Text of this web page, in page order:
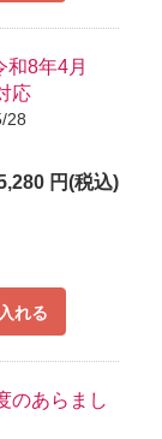
和8年4月
応
28
円(税込)
れる
のあらまし